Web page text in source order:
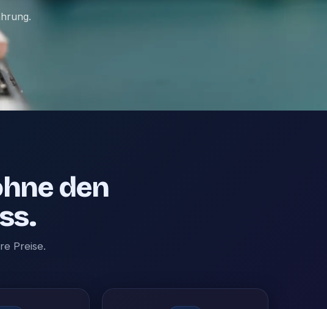
den
Preise.